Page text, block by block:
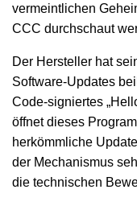
vermeintlichen
CCC durchschaut
Der Hersteller hat
Software-Updates
Code-signiertes
öffnet dieses
herkömmliche
der Mechanismus
die technischen